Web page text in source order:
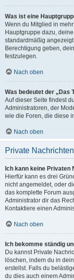
Was ist eine
Wenn du Mitglied in
Hauptgruppe dazu,
standardmäßig
Berechtigung geben,
festzulegen.
Nach oben
Was bedeutet der „Das
Auf dieser Seite findest
Administratoren, der
wie die Foren, die diese
Nach oben
Private Nachrichten
Ich kann keine
Hierfür kann es drei
nicht angemeldet, oder
das komplette Forum
Administrator dir das
Kontaktiere einen
Nach oben
Ich bekomme ständig
Du kannst Private
löschen, indem du in
erstellst. Falls du
du dies auch einem